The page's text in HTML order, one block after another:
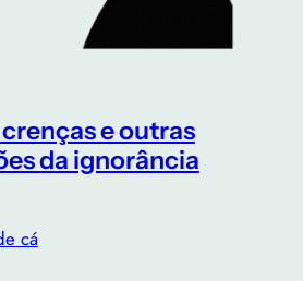
e outras
da ignorância
cá